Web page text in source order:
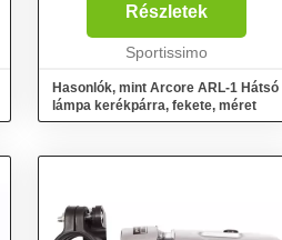
vagy nyeregtáskára csatolható.
Lámpa használatával növeled
biztonságodat rossz lát...
Részletek
Sportissimo
Hasonlók, mint Arcore ARL-1 Hátsó
lámpa kerékpárra, fekete, méret